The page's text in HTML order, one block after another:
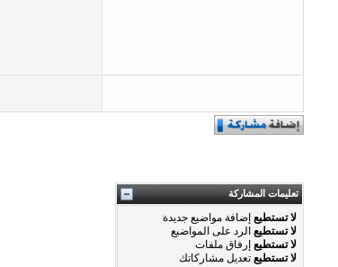
تعليمات المشاركة
لا تستطيع إضافة مواضيع جديدة
لا تستطيع الرد على المواضيع
لا تستطيع إرفاق ملفات
لا تستطيع تعديل مشاركاتك